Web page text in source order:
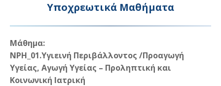
Υποχρεωτικά Μαθήματα
Μάθημα:
NPH_01.Υγιεινή Περιβάλλοντος /Προαγωγή
Υγείας, Αγωγή Υγείας – Προληπτική και
Κοινωνική Ιατρική